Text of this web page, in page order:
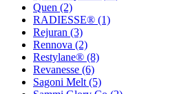
Quen (2)
RADIESSE® (1)
Rejuran (3)
Rennova (2)
Restylane® (8)
Revanesse (6)
Sagoni Melt (5)